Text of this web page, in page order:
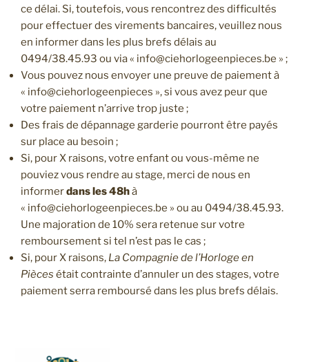
ce délai. Si, toutefois, vous rencontrez des difficultés
pour effectuer des virements bancaires, veuillez nous
en informer dans les plus brefs délais au
0494/38.45.93 ou via « info@ciehorlogeenpieces.be » ;
Vous pouvez nous envoyer une preuve de paiement à
« info@ciehorlogeenpieces », si vous avez peur que
votre paiement n’arrive trop juste ;
Des frais de dépannage garderie pourront être payés
sur place au besoin ;
Si, pour X raisons, votre enfant ou vous-même ne
pouviez vous rendre au stage, merci de nous en
informerdans les 48hà
« info@ciehorlogeenpieces.be » ou au 0494/38.45.93.
Une majoration de 10% sera retenue sur votre
remboursement si tel n’est pas le cas ;
Si, pour X raisons, La Compagnie de l’Horloge en
Pièces était contrainte d’annuler un des stages, votre
paiement serra remboursé dans les plus brefs délais.